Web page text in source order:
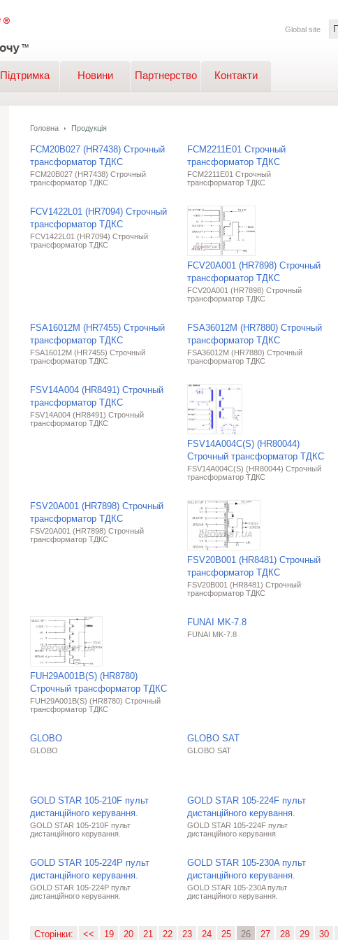
Global site
Підтримка Новини Партнерство Контакти
Головна Продукція
FCM20B027 (HR7438) Строчный
трансформатор ТДКС
FCM20B027 (HR7438) Строчный
трансформатор ТДКС
FCM2211E01 Строчный
трансформатор ТДКС
FCM2211E01 Строчный
трансформатор ТДКС
FCV1422L01 (HR7094) Строчный
трансформатор ТДКС
FCV1422L01 (HR7094) Строчный
трансформатор ТДКС
FCV20A001 (HR7898) Строчный
трансформатор ТДКС
FCV20A001 (HR7898) Строчный
трансформатор ТДКС
FSA16012M (HR7455) Строчный
трансформатор ТДКС
FSA16012M (HR7455) Строчный
трансформатор ТДКС
FSA36012M (HR7880) Строчный
трансформатор ТДКС
FSA36012M (HR7880) Строчный
трансформатор ТДКС
FSV14A004 (HR8491) Строчный
трансформатор ТДКС
FSV14A004 (HR8491) Строчный
трансформатор ТДКС
FSV14A004C(S) (HR80044)
Строчный трансформатор ТДКС
FSV14A004C(S) (HR80044) Строчный
трансформатор ТДКС
FSV20A001 (HR7898) Строчный
трансформатор ТДКС
FSV20A001 (HR7898) Строчный
трансформатор ТДКС
FSV20B001 (HR8481) Строчный
трансформатор ТДКС
FSV20B001 (HR8481) Строчный
трансформатор ТДКС
FUH29A001B(S) (HR8780)
Строчный трансформатор ТДКС
FUH29A001B(S) (HR8780) Строчный
трансформатор ТДКС
FUNAI MK-7.8
FUNAI MK-7.8
GLOBO
GLOBO
GLOBO SAT
GLOBO SAT
GOLD STAR 105-210F пульт
дистанційного керування.
GOLD STAR 105-210F пульт
дистанційного керування.
GOLD STAR 105-224F пульт
дистанційного керування.
GOLD STAR 105-224F пульт
дистанційного керування.
GOLD STAR 105-224P пульт
дистанційного керування.
GOLD STAR 105-224P пульт
дистанційного керування.
GOLD STAR 105-230A пульт
дистанційного керування.
GOLD STAR 105-230A пульт
дистанційного керування.
Сторінки: << 19 20 21 22 23 24 25 26 27 28 29 30